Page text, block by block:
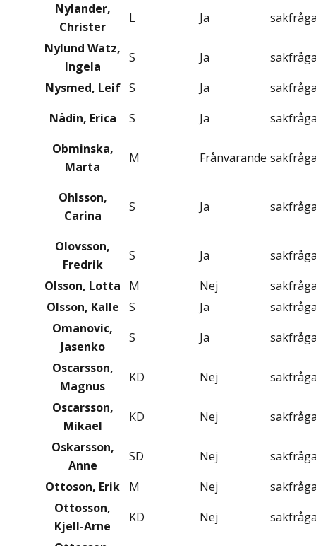
Nylander,
Christer
L Ja
Nylund Watz,
Ingela
S Ja
Nysmed, Leif S Ja
Nådin, Erica
S Ja
Obminska,
Marta
M Frånvarande
Ohlsson,
Carina
S Ja
Olovsson,
Fredrik
S Ja
Olsson, Lotta
M Nej
Olsson, Kalle
S Ja
Omanovic,
Jasenko
S Ja
Oscarsson,
Magnus
KD Nej
Oscarsson,
Mikael
KD Nej
Oskarsson,
Anne
SD Nej
Ottoson, Erik
M Nej
Ottosson,
Kjell-Arne
KD Nej